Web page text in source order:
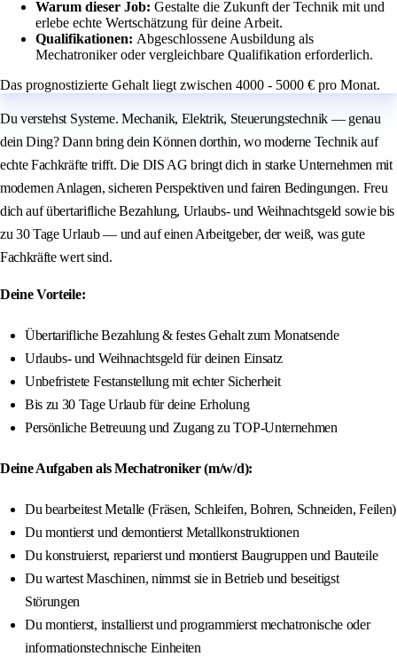
Warum dieser Job: Gestalte die Zukunft der Technik mit und
erlebe echte Wertschätzung für deine Arbeit.
Qualifikationen: Abgeschlossene Ausbildung als
Mechatroniker oder vergleichbare Qualifikation erforderlich.
Das prognostizierte Gehalt liegt zwischen 4000 - 5000 € pro Monat.
Du verstehst Systeme. Mechanik, Elektrik, Steuerungstechnik — genau
dein Ding? Dann bring dein Können dorthin, wo moderne Technik auf
echte Fachkräfte trifft. Die DIS AG bringt dich in starke Unternehmen mit
modernen Anlagen, sicheren Perspektiven und fairen Bedingungen. Freu
dich auf übertarifliche Bezahlung, Urlaubs- und Weihnachtsgeld sowie bis
zu 30 Tage Urlaub — und auf einen Arbeitgeber, der weiß, was gute
Fachkräfte wert sind.
Deine Vorteile:
Übertarifliche Bezahlung & festes Gehalt zum Monatsende
Urlaubs- und Weihnachtsgeld für deinen Einsatz
Unbefristete Festanstellung mit echter Sicherheit
Bis zu 30 Tage Urlaub für deine Erholung
Persönliche Betreuung und Zugang zu TOP-Unternehmen
Deine Aufgaben als Mechatroniker (m/w/d):
Du bearbeitest Metalle (Fräsen, Schleifen, Bohren, Schneiden, Feilen)
Du montierst und demontierst Metallkonstruktionen
Du konstruierst, reparierst und montierst Baugruppen und Bauteile
Du wartest Maschinen, nimmst sie in Betrieb und beseitigst
Störungen
Du montierst, installierst und programmierst mechatronische oder
informationstechnische Einheiten